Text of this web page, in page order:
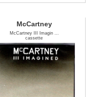
McCartney
McCartney III Imagin ...
cassette